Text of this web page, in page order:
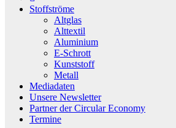
Stoffströme
Altglas
Alttextil
Aluminium
E-Schrott
Kunststoff
Metall
Mediadaten
Unsere Newsletter
Partner der Circular Economy
Termine